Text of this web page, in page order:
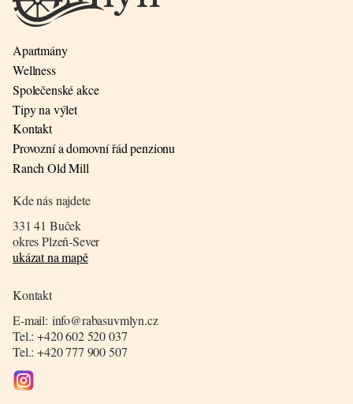
Apartmány
Wellness
Společenské akce
Tipy na výlet
Kontakt
Provozní a domovní řád penzionu
Ranch Old Mill
Kde nás najdete
331 41 Buček
okres Plzeň-Sever
ukázat na mapě
Kontakt
E-mail: info@rabasuvmlyn.cz
Tel.: +420 602 520 037
Tel.: +420 777 900 507